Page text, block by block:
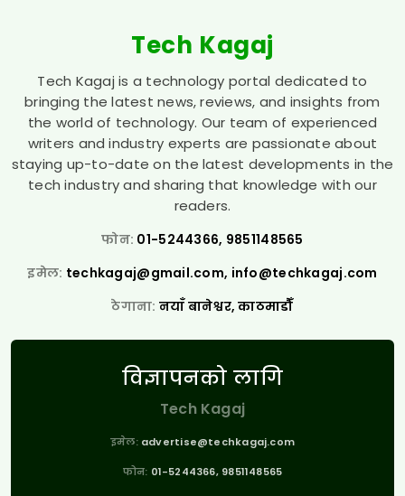
Tech Kagaj
Tech Kagaj is a technology portal dedicated to
bringing the latest news, reviews, and insights from
the world of technology. Our team of experienced
writers and industry experts are passionate about
staying up-to-date on the latest developments in the
tech industry and sharing that knowledge with our
readers.
फोन: 01-5244366, 9851148565
इमेल: techkagaj@gmail.com, info@techkagaj.com
ठेगाना: नयाँ बानेश्वर, काठमाडौँ
विज्ञापनको लागि
Tech Kagaj
इमेल: advertise@techkagaj.com
फोन: 01-5244366, 9851148565